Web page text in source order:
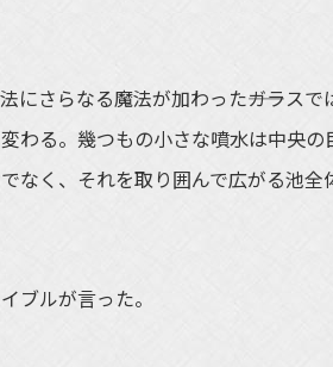
さらなる魔法が加わった――ガラス
わる。幾つもの小さな噴水は中央の
なく、それを取り囲んで広がる池全
ブルが言った。